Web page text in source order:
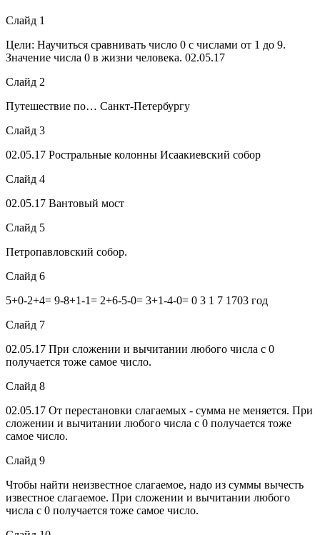
Слайд 1
Цели: Научиться сравнивать число 0 с числами от 1 до 9.
Значение числа 0 в жизни человека. 02.05.17
Слайд 2
Путешествие по… Санкт-Петербургу
Слайд 3
02.05.17 Ростральные колонны Исаакиевский собор
Слайд 4
02.05.17 Вантовый мост
Слайд 5
Петропавловский собор.
Слайд 6
5+0-2+4= 9-8+1-1= 2+6-5-0= 3+1-4-0= 0 3 1 7 1703 год
Слайд 7
02.05.17 При сложении и вычитании любого числа с 0
получается тоже самое число.
Слайд 8
02.05.17 От перестановки слагаемых - сумма не меняется. При
сложении и вычитании любого числа с 0 получается тоже
самое число.
Слайд 9
Чтобы найти неизвестное слагаемое, надо из суммы вычесть
известное слагаемое. При сложении и вычитании любого
числа с 0 получается тоже самое число.